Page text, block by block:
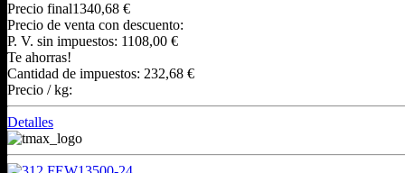
Precio final1340,68 €
Precio de venta con descuento:
P. V. sin impuestos: 1108,00 €
Te ahorras!
Cantidad de impuestos: 232,68 €
Precio / kg:
Detalles